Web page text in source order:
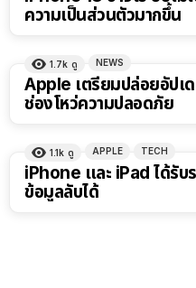
ความเป็นส่วนตัวมากขึ้น
1.7k ดู NEWS
Apple เตรียมปล่อยอัปเ
ช่องโหว่ความปลอดภัย
1.1k ดู APPLE TECH
iPhone และ iPad ได้รับ
ข้อมูลลับได้